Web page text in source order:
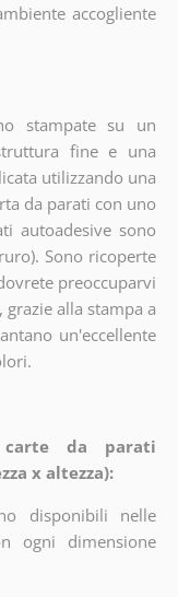
accogliente
stampate su un
fine e una
utilizzando una
da parati con uno
autoadesive sono
Sono ricoperte
preoccuparvi
alla stampa a
un'eccellente
da parati
x altezza):
disponibili nelle
ogni dimensione